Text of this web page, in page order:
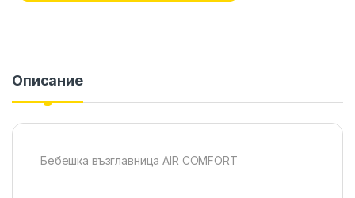
Описание
Бебешка възглавница AIR COMFORT